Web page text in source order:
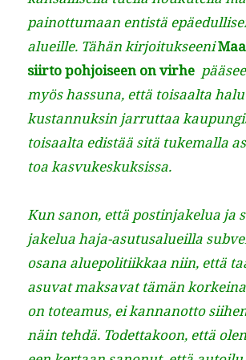
pain­ot­tumaan entistä
alueille. Tähän kir­joituk­seeni
siir­to pohjoiseen on virhe pääsee
myös has­suna, että toisaal­ta
kus­tan­nuksin jar­rut­taa
toisaal­ta edis­tää sitä tuke­mal­la
toa kasvukeskuksissa.
Kun sanon, että postin­jakelua ja
jakelua haja-asu­tusalueil­la
osana alue­poli­ti­ikkaa niin, että
asu­vat mak­sa­vat tämän
on totea­mus, ei kan­nan­ot­to
näin tehdä. Todet­takoon, että